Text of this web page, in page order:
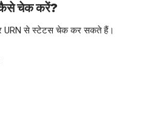
चेक करें?
URN से स्टेटस चेक कर सकते हैं।